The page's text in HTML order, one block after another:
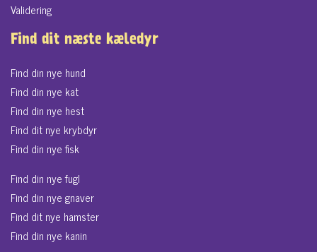
Validering
Find dit næste kæledyr
Find din nye hund
Find din nye kat
Find din nye hest
Find dit nye krybdyr
Find din nye fisk
Find din nye fugl
Find din nye gnaver
Find dit nye hamster
Find din nye kanin